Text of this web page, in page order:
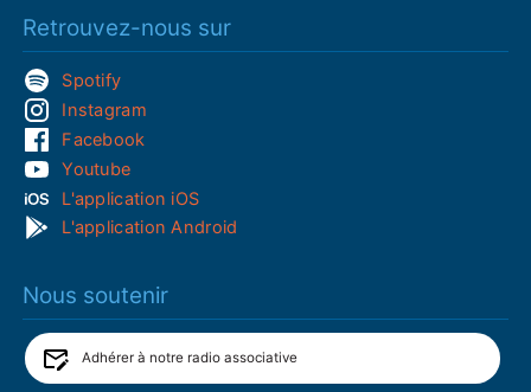
Retrouvez-nous sur
Spotify
Instagram
Facebook
Youtube
L'application iOS
L'application Android
Nous soutenir
Adhérer à notre radio associative